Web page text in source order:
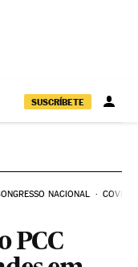
SUSCRÍBETE
NACIONAL COVID-
PCC